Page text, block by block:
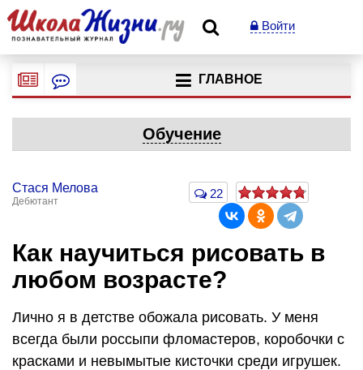
Войти
ГЛАВНОЕ
Обучение
Стася Мелова
Дебютант
22
Как научиться рисовать в
любом возрасте?
Лично я в детстве обожала рисовать. У меня
всегда были россыпи фломастеров, коробочки с
красками и невымытые кисточки среди игрушек.